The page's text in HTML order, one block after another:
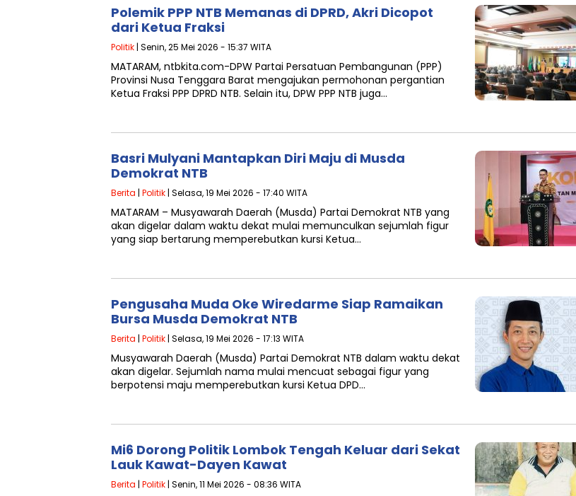
Polemik PPP NTB Memanas di DPRD, Akri Dicopot
dari Ketua Fraksi
Politik | Senin, 25 Mei 2026 - 15:37 WITA
MATARAM, ntbkita.com-DPW Partai Persatuan Pembangunan (PPP)
Provinsi Nusa Tenggara Barat mengajukan permohonan pergantian
Ketua Fraksi PPP DPRD NTB. Selain itu, DPW PPP NTB juga…
Basri Mulyani Mantapkan Diri Maju di Musda
Demokrat NTB
Berita | Politik | Selasa, 19 Mei 2026 - 17:40 WITA
MATARAM – Musyawarah Daerah (Musda) Partai Demokrat NTB yang
akan digelar dalam waktu dekat mulai memunculkan sejumlah figur
yang siap bertarung memperebutkan kursi Ketua…
Pengusaha Muda Oke Wiredarme Siap Ramaikan
Bursa Musda Demokrat NTB
Berita | Politik | Selasa, 19 Mei 2026 - 17:13 WITA
Musyawarah Daerah (Musda) Partai Demokrat NTB dalam waktu dekat
akan digelar. Sejumlah nama mulai mencuat sebagai figur yang
berpotensi maju memperebutkan kursi Ketua DPD…
Mi6 Dorong Politik Lombok Tengah Keluar dari Sekat
Lauk Kawat-Dayen Kawat
Berita | Politik | Senin, 11 Mei 2026 - 08:36 WITA